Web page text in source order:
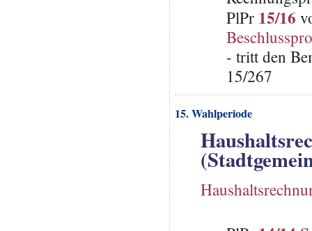
PlPr 15/16
- tritt den
15/267
15. Wahlperiode